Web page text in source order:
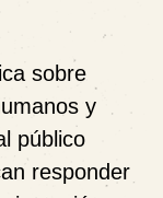
sobre
y
público
responder